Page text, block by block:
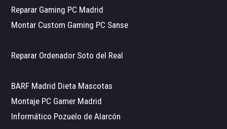
Reparar Gaming PC Madrid
Montar Custom Gaming PC Sanse
Reparar Ordenador Soto del Real
BARF Madrid Dieta Mascotas
Montaje PC Gamer Madrid
Informático Pozuelo de Alarcón